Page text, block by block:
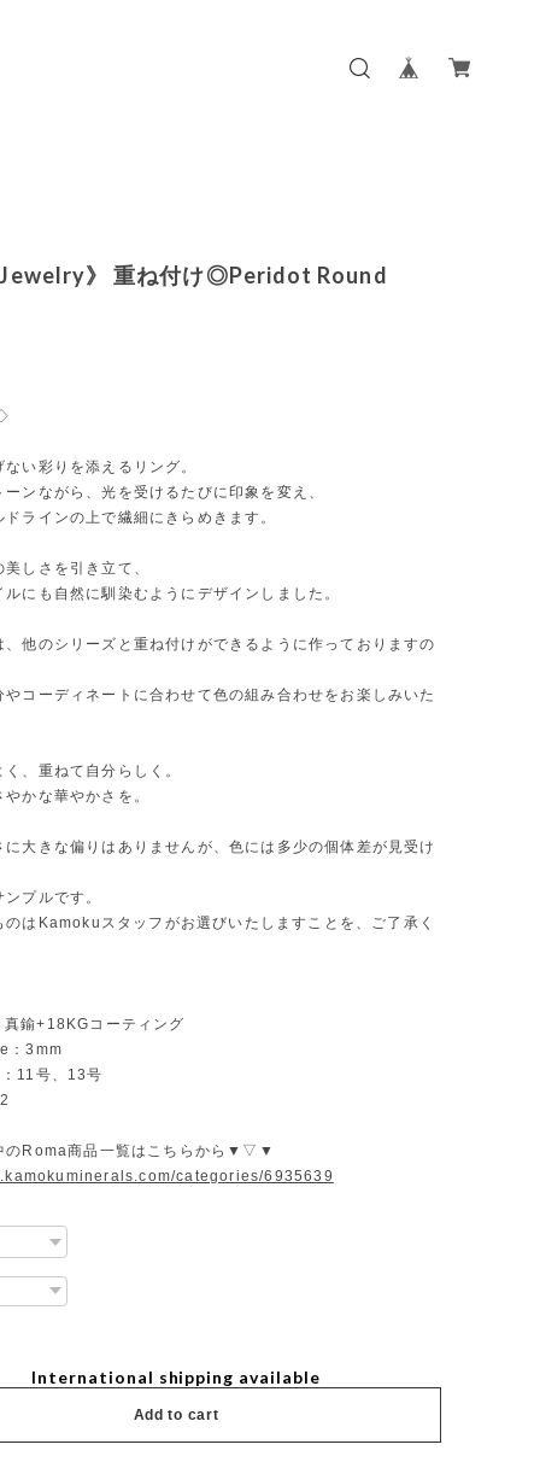
Jewelry》 重ね付け◎Peridot Round
い彩りを添えるリング。
ンながら、光を受けるたびに印象を変え、
ラインの上で繊細にきらめきます。
しさを引き立て、
ルにも自然に馴染むようにデザインしました。
、他のシリーズと重ね付けができるように作っておりますの
やコーディネートに合わせて色の組み合わせをお楽しみいた
、重ねて自分らしく。
かな華やかさを。
に大きな偏りはありませんが、色には多少の個体差が見受け
プルです。
のはKamokuスタッフがお選びいたしますことを、ご了承く
鍮+18KGコーティング
：3mm
11号、13号
Roma商品一覧はこちらから▼▽▼
categories/6935639
International shipping available
Add to cart